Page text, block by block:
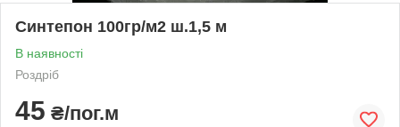
Синтепон 100гр/м2 ш.1,5 м
В наявності
Роздріб
45 ₴/пог.м